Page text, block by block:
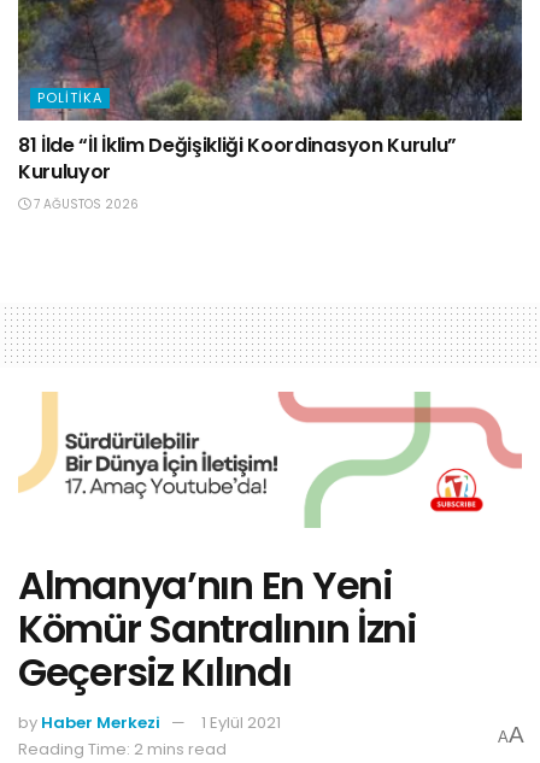
POLITIKA
81 İlde “İl İklim Değişikliği Koordinasyon Kurulu”
Kuruluyor
7 AĞUSTOS 2026
Almanya’nın En Yeni
Kömür Santralının İzni
Geçersiz Kılındı
by Haber Merkezi
1 Eylül 2021
Reading Time: 2 mins read
AA